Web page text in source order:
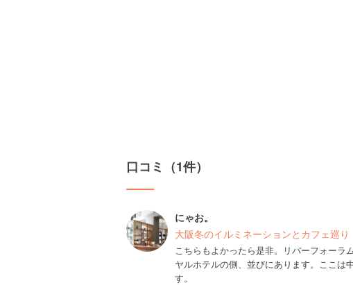
口コミ（1件）
にゃお。
大阪冬のイルミネーションとカフェ巡り
こちらもよかったら是非。リバーフォーラ
ヤルホテルの側、並びにあります。ここは
す。